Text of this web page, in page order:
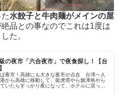
水餃子と牛肉麺がメインの屋
品との事なのでこれは1度は
た。
の夜市「六合夜市」で夜食探し！【台
夜市！高雄にも大きな夜市が点在 台湾一人
から高雄に移動して、龍虎塔やら旗津島やら
いたらすっかり夜になって、ホテルに戻った